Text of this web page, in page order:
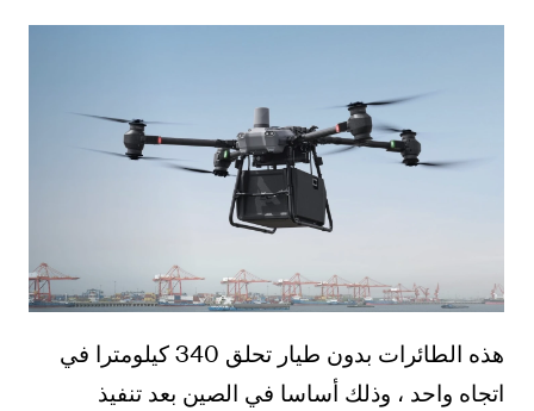
هذه الطائرات بدون طيار تحلق 340 كيلومترا في
اتجاه واحد ، وذلك أساسا في الصين بعد تنفيذ